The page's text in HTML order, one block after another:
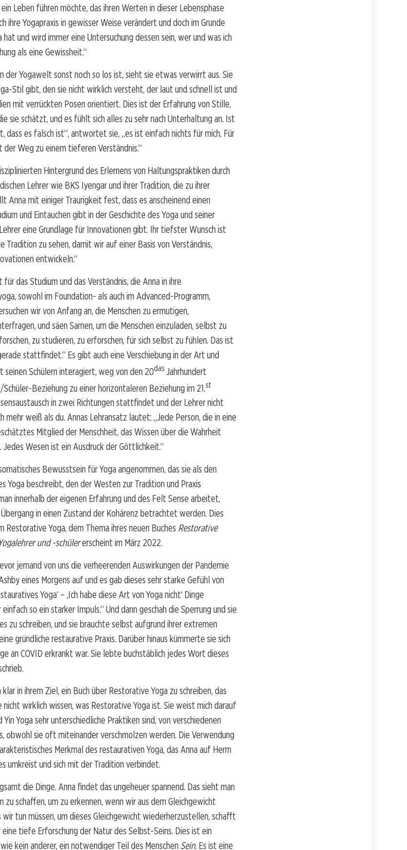
Leben führen möchte, das ihren Werten in dieser Lebensphase
ihre Yogapraxis in gewisser Weise verändert und doch im Grunde
hat und wird immer eine Untersuchung dessen sein, wer und was ich
als eine Gewissheit.“
der Yogawelt sonst noch so los ist, sieht sie etwas verwirrt aus. Sie
Stil gibt, den sie nicht wirklich versteht, der laut und schnell ist und
mit verrückten Posen orientiert. Dies ist der Erfahrung von Stille,
sie schätzt, und es fühlt sich alles zu sehr nach Unterhaltung an. Ist
dass es falsch ist“, antwortet sie, „es ist einfach nichts für mich. Für
der Weg zu einem tieferen Verständnis.“
Hintergrund des Erlernens von Haltungspraktiken durch
Lehrer wie BKS Iyengar und ihrer Tradition, die zu ihrer
Anna mit einiger Traurigkeit fest, dass es anscheinend einen
und Eintauchen gibt in der Geschichte des Yoga und seiner
eine Grundlage für Innovationen gibt. Ihr tiefster Wunsch ist
Tradition zu sehen, damit wir auf einer Basis von Verständnis,
entwickeln.“
das Studium und das Verständnis, die Anna in ihre
sowohl im Foundation- als auch im Advanced-Programm,
wir von Anfang an, die Menschen zu ermutigen,
und säen Samen, um die Menschen einzuladen, selbst zu
zu studieren, zu erforschen, für sich selbst zu fühlen. Das ist
stattfindet.“ Es gibt auch eine Verschiebung in der Art und
seinen Schülern interagiert, weg von den 20das Jahrhundert
Beziehung zu einer horizontaleren Beziehung im 21.st
in zwei Richtungen stattfindet und der Lehrer nicht
mehr weiß als du. Annas Lehransatz lautet: „Jede Person, die in eine
Mitglied der Menschheit, das Wissen über die Wahrheit
Wesen ist ein Ausdruck der Göttlichkeit.“
Bewusstsein für Yoga angenommen, das sie als den
Yoga beschreibt, den der Westen zur Tradition und Praxis
innerhalb der eigenen Erfahrung und des Felt Sense arbeitet,
in einen Zustand der Kohärenz betrachtet werden. Dies
Restorative Yoga, dem Thema ihres neuen Buches Restorative
und -schülererscheint im März 2022.
jemand von uns die verheerenden Auswirkungen der Pandemie
eines Morgens auf und es gab dieses sehr starke Gefühl von
Yoga‘ – ‚Ich habe diese Art von Yoga nicht‘ Dinge
so ein starker Impuls.“ Und dann geschah die Sperrung und sie
zu schreiben, und sie brauchte selbst aufgrund ihrer extremen
gründliche restaurative Praxis. Darüber hinaus kümmerte sie sich
an COVID erkrankt war. Sie lebte buchstäblich jedes Wort dieses
in ihrem Ziel, ein Buch über Restorative Yoga zu schreiben, das
nicht wirklich wissen, was Restorative Yoga ist. Sie weist mich darauf
Yin Yoga sehr unterschiedliche Praktiken sind, von verschiedenen
obwohl sie oft miteinander verschmolzen werden. Die Verwendung
Merkmal des restaurativen Yoga, das Anna auf Herrn
umkreist und sich mit der Tradition verbindet.
die Dinge. Anna findet das ungeheuer spannend. Das sieht man
zu schaffen, um zu erkennen, wenn wir aus dem Gleichgewicht
tun müssen, um dieses Gleichgewicht wiederherzustellen, schafft
tiefe Erforschung der Natur des Selbst-Seins. Dies ist ein
kein anderer, ein notwendiger Teil des Menschen Sein. Es ist eine